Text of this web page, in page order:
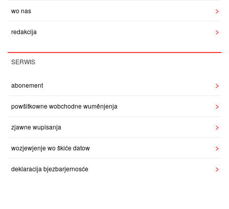
wo nas
redakcija
SERWIS
abonement
powšitkowne wobchodne wuměnjenja
zjawne wupisanja
wozjewjenje wo škiće datow
deklaracija bjezbarjernosće